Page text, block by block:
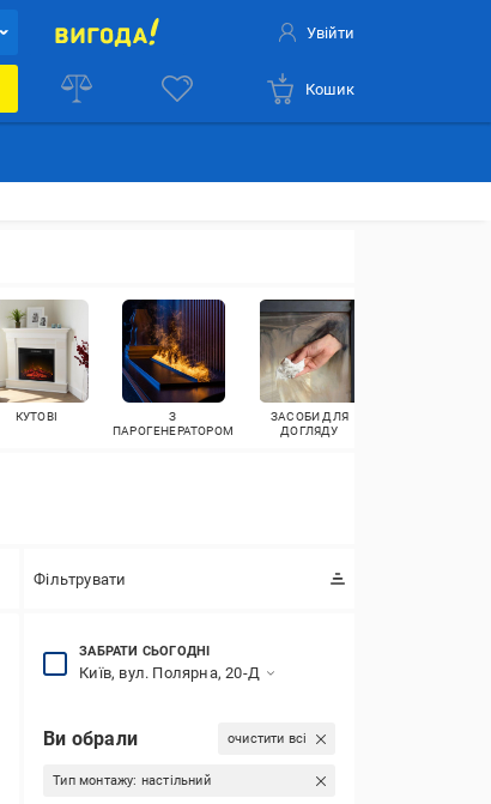
Увійти
Кошик
КУТОВІ
З
ПАРОГЕНЕРАТОРОМ
ЗАСОБИ ДЛЯ
ДОГЛЯДУ
Фільтрувати
ЗАБРАТИ СЬОГОДНІ
Київ, вул. Полярна, 20-Д
Ви обрали очистити всі
Тип монтажу: настільний